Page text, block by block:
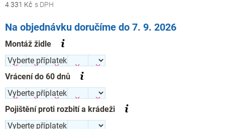
4 331 Kč
Na objednávku doručíme do 7. 9. 2026
Montáž židle
Vrácení do 60 dnů
Pojištění proti rozbití a krádeži